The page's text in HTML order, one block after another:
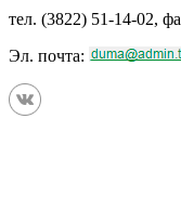
тел. (3822) 51-14-02,
Эл. почта: